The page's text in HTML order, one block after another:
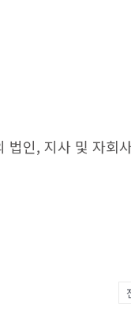
법인, 지사 및 자회